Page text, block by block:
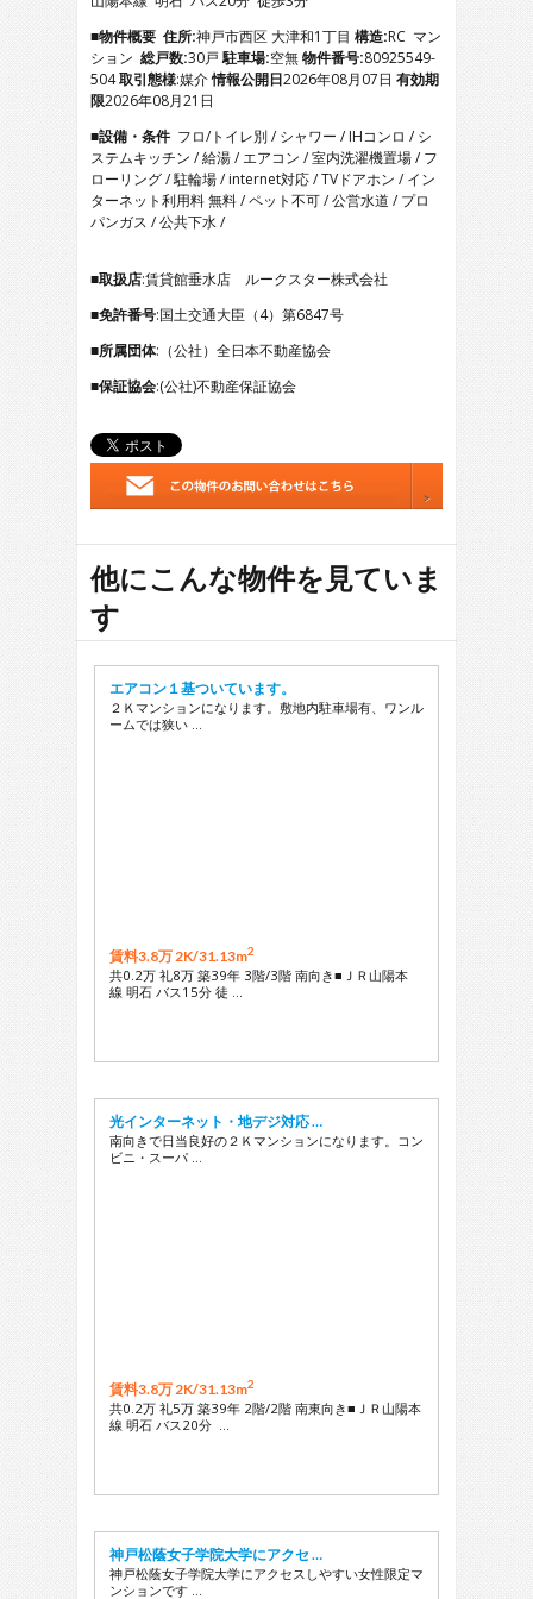
7
8
9
11
12
13
14
■物件概要 住所:神戸市西区 大津和1丁目 構造:RC マン
ション 総戸数:30戸駐車場:空無物件番号:80925549-
504取引態様:媒介情報公開日2026年08月07日 有効期
限2026年08月21日
■設備・条件 フロ/トイレ別 / シャワー / IHコンロ / シ
ステムキッチン / 給湯 / エアコン / 室内洗濯機置場 / フ
ローリング / 駐輪場 / internet対応 / TVドアホン / イン
ターネット利用料 無料 / ペット不可 / 公営水道 / プロ
パンガス / 公共下水 /
■取扱店:賃貸館垂水店 ルークスター株式会社
■免許番号:国土交通大臣（4）第6847号
■所属団体:（公社）全日本不動産協会
■保証協会:(公社)不動産保証協会
他にこんな物件を見ていま
す
エアコン１基ついています。
２Ｋマンションになります。敷地内駐車場有、ワンル
ームでは狭い …
賃料3.8万 2K/31.13m2
共0.2万 礼8万 築39年 3階/3階 南向き■ＪＲ山陽本
線 明石 バス15分 徒 …
光インターネット・地デジ対応 …
南向きで日当良好の２Ｋマンションになります。コン
ビニ・スーパ …
賃料3.8万 2K/31.13m2
共0.2万 礼5万 築39年 2階/2階 南東向き■ＪＲ山陽本
線 明石 バス20分 …
神戸松蔭女子学院大学にアクセ …
神戸松蔭女子学院大学にアクセスしやすい女性限定マ
ンションです …